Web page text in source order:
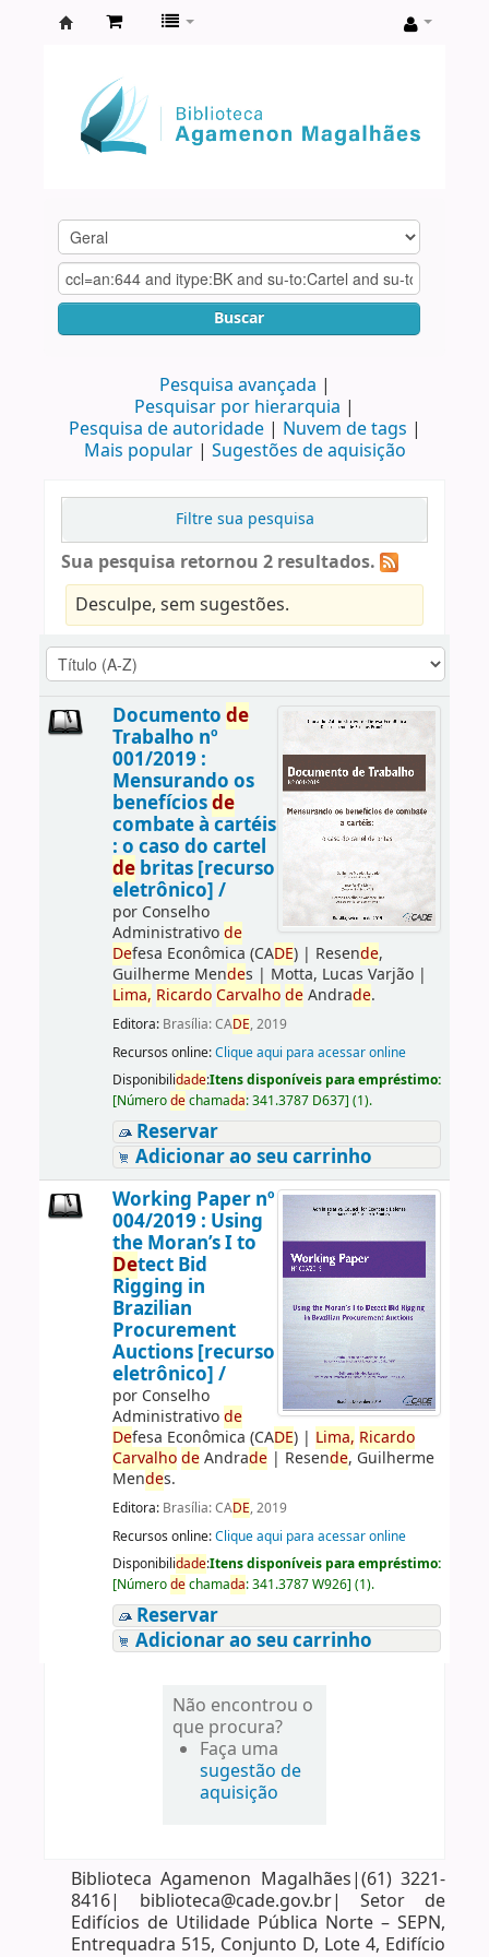
Agamenon
Magalhães
Buscar
Pesquisa avançada
Pesquisar por hierarquia
Pesquisa de autoridade
Nuvem de tags
Mais popular
Sugestões de aquisição
Filtre sua pesquisa
Sua pesquisa retornou 2 resultados.
Desculpe, sem sugestões.
Documento de
Trabalho nº
001/2019 :
Mensurando os
benefíciosde
combate à cartéis
: o caso do cartel
debritas [recurso
eletrônico] /
por Conselho
Administrativode
Defesa Econômica (CADE)| Resende,
Guilherme Mendes | Motta, Lucas Varjão|
Lima, Ricardo Carvalho deAndrade.
Editora: Brasília: CADE, 2019
Recursos online:Clique aqui para acessar online
Disponibilidade:Itens disponíveis para empréstimo:
[Númerodechamada:341.3787 D637] (1).
Reservar
Adicionar ao seu carrinho
Working Paper nº
004/2019 : Using
the Moran’s I to
Detect Bid
Rigging in
Brazilian
Procurement
Auctions [recurso
eletrônico] /
por Conselho
Administrativode
Defesa Econômica (CADE)| Lima, Ricardo
Carvalho deAndrade| Resende, Guilherme
Mendes.
Editora: Brasília: CADE, 2019
Recursos online:Clique aqui para acessar online
Disponibilidade:Itens disponíveis para empréstimo:
[Númerodechamada:341.3787 W926] (1).
Reservar
Adicionar ao seu carrinho
Não encontrou o
que procura?
Faça uma
sugestão de
aquisição
Biblioteca Agamenon Magalhães|(61) 3221-
8416| biblioteca@cade.gov.br| Setor de
Edifícios de Utilidade Pública Norte – SEPN,
Entrequadra 515, Conjunto D, Lote 4, Edifício